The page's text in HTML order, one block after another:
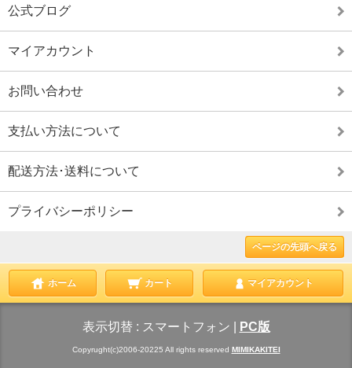
公式ブログ
マイアカウント
お問い合わせ
支払い方法について
配送方法･送料について
プライバシーポリシー
ページの先頭へ戻る
ホーム カート マイアカウント
表示切替 : スマートフォン PC版
Copyrught(c)2006-20225 All rights reserved MIMIKAKITEI